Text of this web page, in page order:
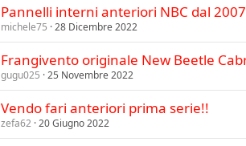
Pannelli interni anteriori NBC dal 2007
michele75 28 Dicembre 2022
Frangivento originale New Beetle
gugu025 25 Novembre 2022
Vendo fari anteriori prima serie!!
zefa62 20 Giugno 2022